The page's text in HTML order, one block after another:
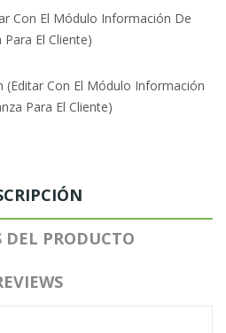
Con El Módulo Información De
Para El Cliente)
(editar Con El Módulo Información
Para El Cliente)
DEL PRODUCTO